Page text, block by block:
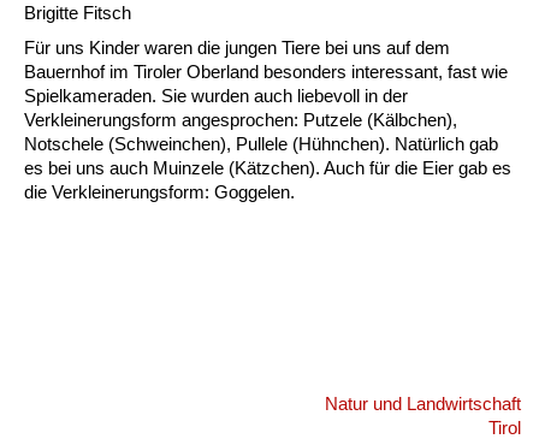
Brigitte Fitsch
Für uns Kinder waren die jungen Tiere bei uns auf dem
Bauernhof im Tiroler Oberland besonders interessant, fast wie
Spielkameraden. Sie wurden auch liebevoll in der
Verkleinerungsform angesprochen: Putzele (Kälbchen),
Notschele (Schweinchen), Pullele (Hühnchen). Natürlich gab
es bei uns auch Muinzele (Kätzchen). Auch für die Eier gab es
die Verkleinerungsform: Goggelen.
Natur und Landwirtschaft
Tirol